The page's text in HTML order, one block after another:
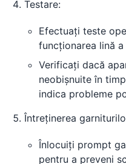
Testare:
Efectuați teste
funcționarea lină
Verificați dacă
neobișnuite în
indica probleme
Întreținerea
Înlocuiți prompt
pentru a preveni